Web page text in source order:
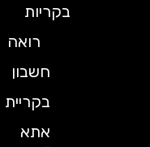
בקריות
רואה
חשבון
בקריית
אתא